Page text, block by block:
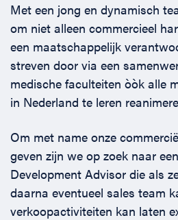
Direct boeken
Inloggen
Met een jong en dynamisch
om niet alleen commercieel
een maatschappelijk
streven door via een
medische faculteiten òòk alle
in Nederland te leren
Om met name onze
geven zijn we op zoek naar
Development Advisor die als
daarna eventueel sales team
verkoopactiviteiten kan laten